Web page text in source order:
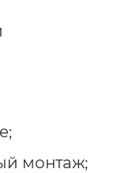
монтаж;